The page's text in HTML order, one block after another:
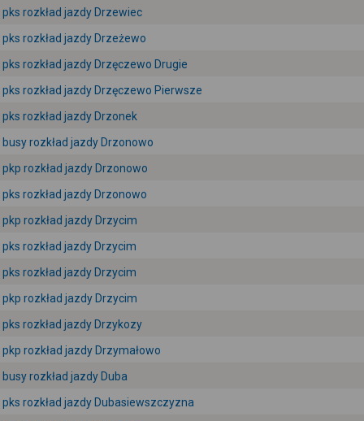
pks rozkład jazdy Drzewiec
pks rozkład jazdy Drzeżewo
pks rozkład jazdy Drzęczewo Drugie
pks rozkład jazdy Drzęczewo Pierwsze
pks rozkład jazdy Drzonek
busy rozkład jazdy Drzonowo
pkp rozkład jazdy Drzonowo
pks rozkład jazdy Drzonowo
pkp rozkład jazdy Drzycim
pks rozkład jazdy Drzycim
pks rozkład jazdy Drzycim
pkp rozkład jazdy Drzycim
pks rozkład jazdy Drzykozy
pkp rozkład jazdy Drzymałowo
busy rozkład jazdy Duba
pks rozkład jazdy Dubasiewszczyzna